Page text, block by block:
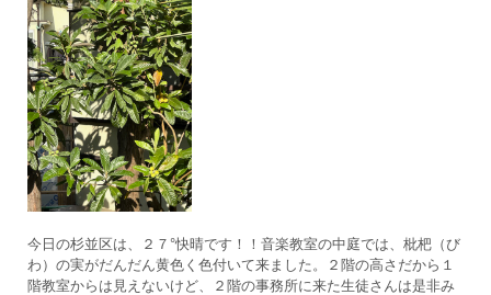
今日の杉並区は、２７°快晴です！！音楽教室の中庭では、枇杷（び
わ）の実がだんだん黄色く色付いて来ました。２階の高さだから１
階教室からは見えないけど、２階の事務所に来た生徒さんは是非み